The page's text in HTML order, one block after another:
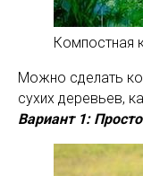
Компостная
Можно сделать
сухих деревьев,
Вариант 1: